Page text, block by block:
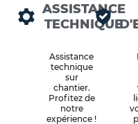
ASSISTANCE
TECHNIQUE
Assistance
technique
sur
chantier.
Profitez de
notre
expérience !